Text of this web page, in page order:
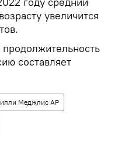
увеличится
составляет
Меджлис АР